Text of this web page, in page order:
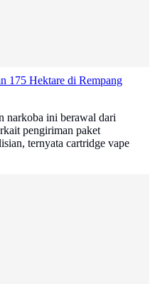
175 Hektare di Rempang
narkoba ini berawal dari
pengiriman paket
ternyata cartridge vape